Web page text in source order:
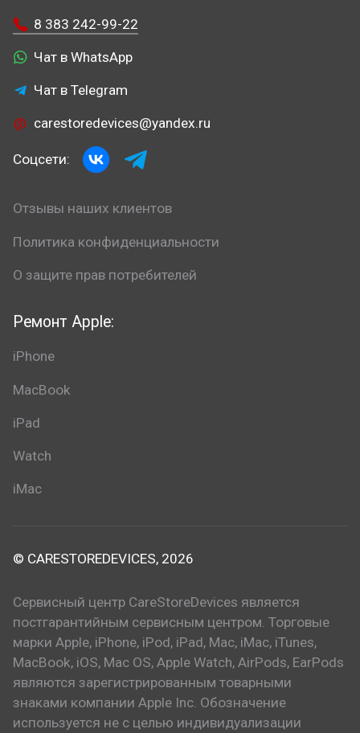
Ремонт Apple:
iPhone
MacBook
iPad
Watch
iMac
8 383 242-99-22
Чат в WhatsApp
Чат в Telegram
carestoredevices@yandex.ru
Соцсети:
Отзывы наших клиентов
Политика конфиденциальности
О защите прав потребителей
© CARESTOREDEVICES, 2026
Сервисный центр CareStoreDevices является
постгарантийным сервисным центром. Торговые
марки Apple, iPhone, iPod, iPad, Mac, iMac, iTunes,
MacBook, iOS, Mac OS, Apple Watch, AirPods, EarPods
являются зарегистрированным товарными
знаками компании Apple Inc. Обозначение
используется не с целью индивидуализации